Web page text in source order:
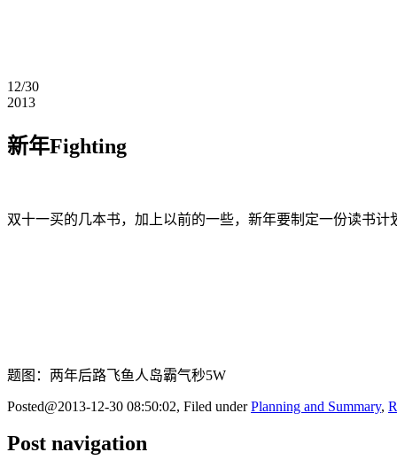
12/30
2013
新年Fighting
双十一买的几本书，加上以前的一些，新年要制定一份读书计
题图：两年后路飞鱼人岛霸气秒5W
Posted@2013-12-30 08:50:02, Filed underPlanning and Summary,
Post navigation